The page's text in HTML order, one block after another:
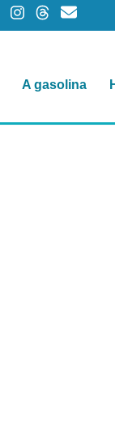
A gasolina